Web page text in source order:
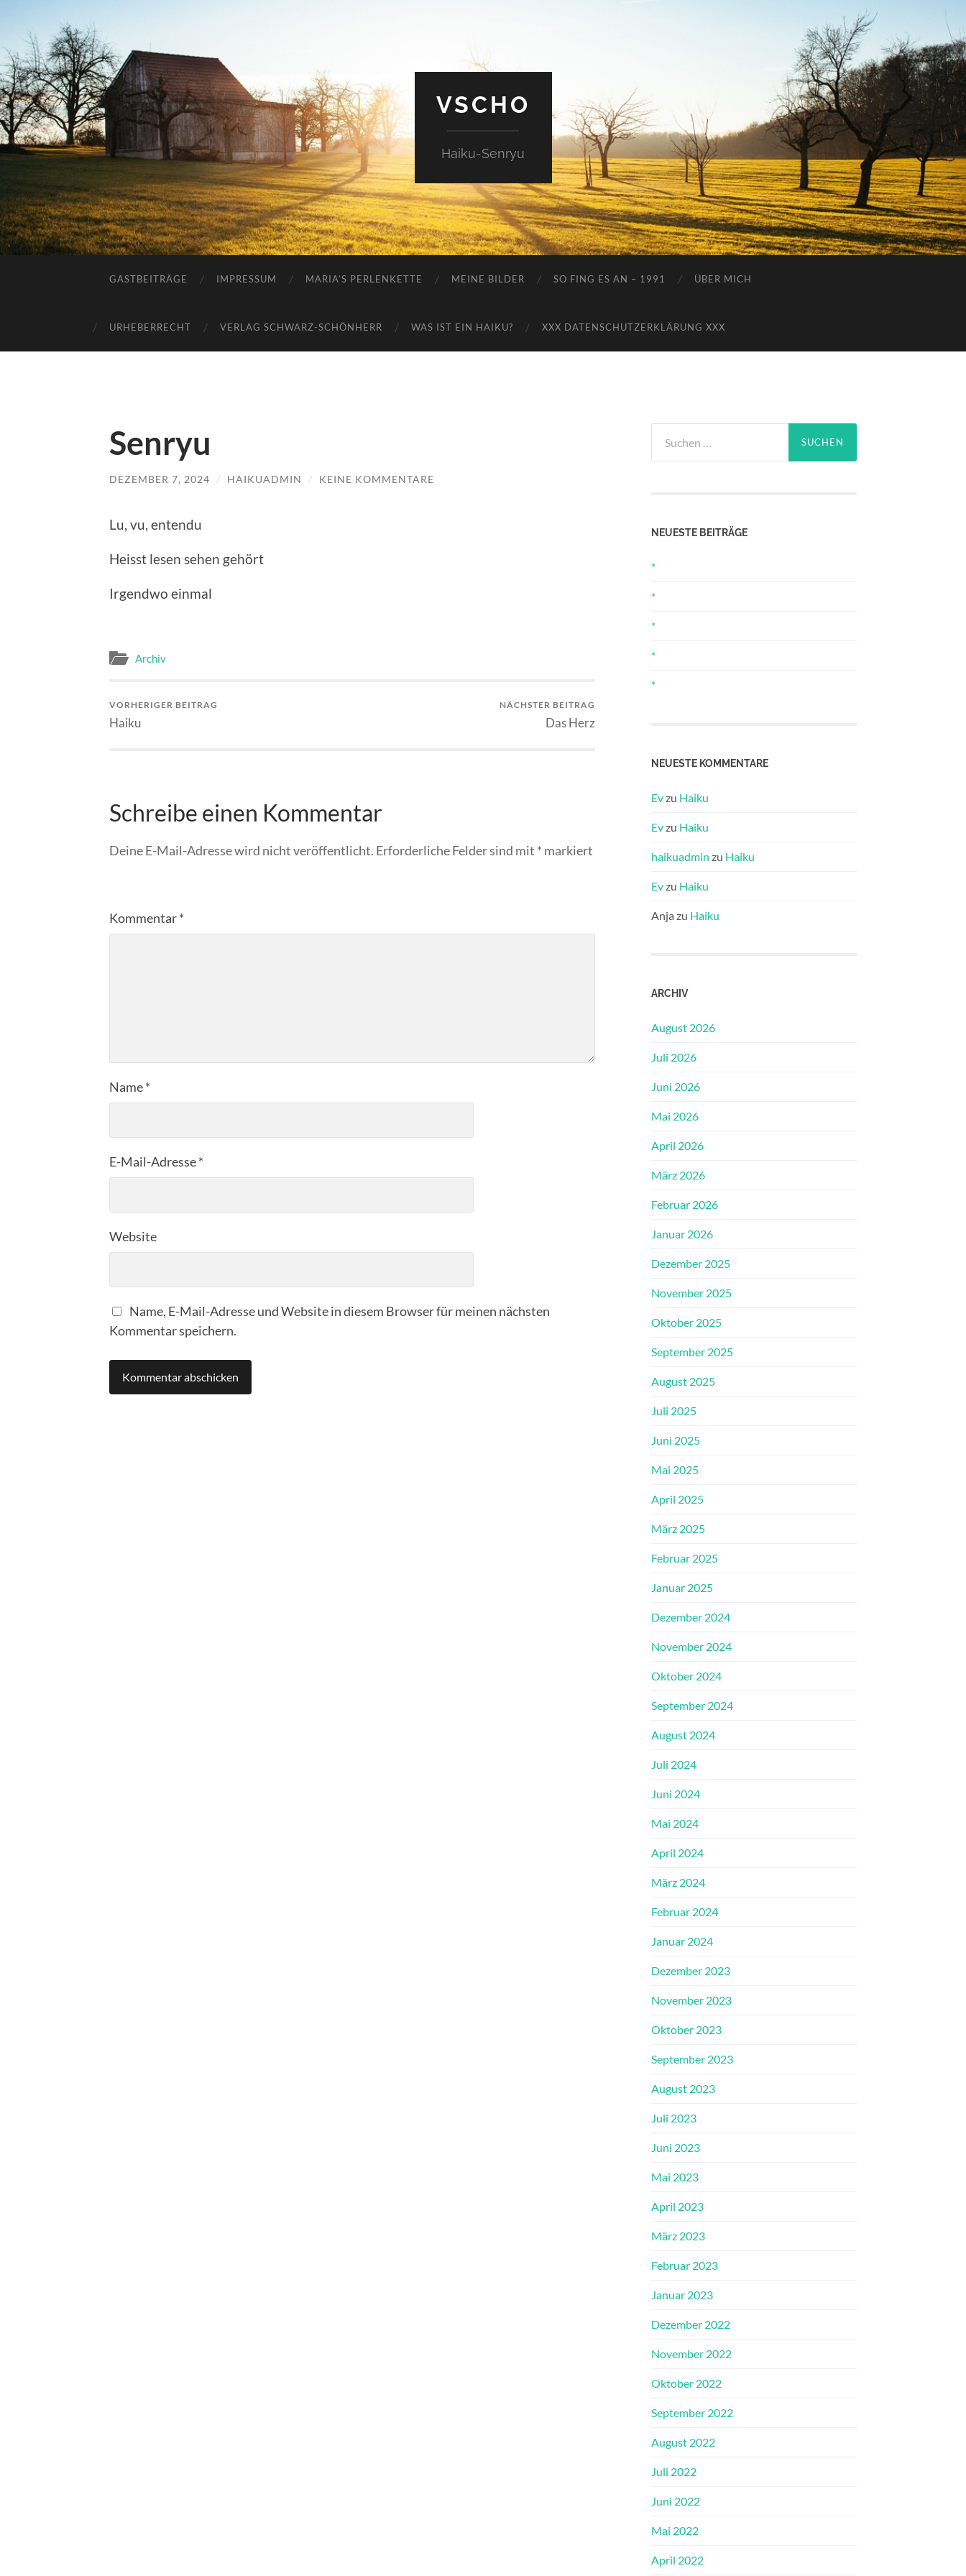
VSCHO
Haiku-Senryu
GASTBEITRÄGE IMPRESSUM MARIA’S PERLENKETTE MEINE BILDER SO FING ES AN – 1991 ÜBER MICH
URHEBERRECHT VERLAG SCHWARZ-SCHÖNHERR WAS IST EIN HAIKU? XXX DATENSCHUTZERKLÄRUNG XXX
Senryu
DEZEMBER 7, 2024 / HAIKUADMIN / KEINE KOMMENTARE
Lu, vu, entendu
Heisst lesen sehen gehört
Irgendwo einmal
Archiv
VORHERIGER BEITRAG
Haiku
NÄCHSTER BEITRAG
Das Herz
Schreibe einen Kommentar
Deine E-Mail-Adresse wird nicht veröffentlicht. Erforderliche Felder sind mit * markiert
Kommentar*
Name*
E-Mail-Adresse*
Website
Name, E-Mail-Adresse und Website in diesem Browser für meinen nächsten
Kommentar speichern.
nach:
NEUESTE BEITRÄGE
*
*
*
*
*
NEUESTE KOMMENTARE
Evzu Haiku
Evzu Haiku
haikuadmin zu Haiku
Evzu Haiku
Anja zu Haiku
ARCHIV
August 2026
Juli 2026
Juni 2026
Mai 2026
April 2026
März 2026
Februar 2026
Januar 2026
Dezember 2025
November 2025
Oktober 2025
September 2025
August 2025
Juli 2025
Juni 2025
Mai 2025
April 2025
März 2025
Februar 2025
Januar 2025
Dezember 2024
November 2024
Oktober 2024
September 2024
August 2024
Juli 2024
Juni 2024
Mai 2024
April 2024
März 2024
Februar 2024
Januar 2024
Dezember 2023
November 2023
Oktober 2023
September 2023
August 2023
Juli 2023
Juni 2023
Mai 2023
April 2023
März 2023
Februar 2023
Januar 2023
Dezember 2022
November 2022
Oktober 2022
September 2022
August 2022
Juli 2022
Juni 2022
Mai 2022
April 2022